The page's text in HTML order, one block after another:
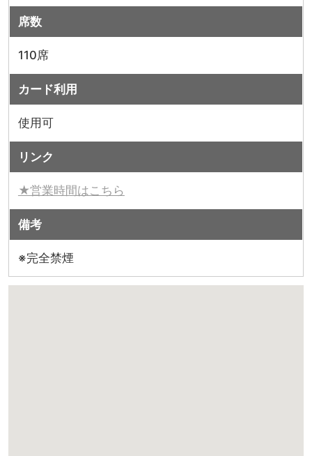
席数
110席
カード利用
使用可
リンク
★営業時間はこちら
備考
※完全禁煙